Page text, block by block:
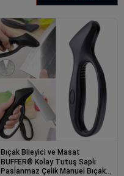
Bıçak Bileyici ve Masat
BUFFER® Kolay Tutuş Saplı
Paslanmaz Çelik Manuel Bıçak